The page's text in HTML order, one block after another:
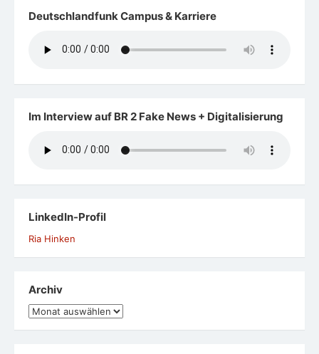
Deutschlandfunk Campus & Karriere
Im Interview auf BR 2 Fake News + Digitalisierung
LinkedIn-Profil
Ria Hinken
Archiv
Archiv